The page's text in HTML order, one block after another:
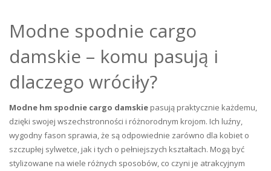
Modne spodnie cargo
damskie – komu pasują i
dlaczego wróciły?
Modne hm spodnie cargo damskie pasują praktycznie każdemu,
dzięki swojej wszechstronności i różnorodnym krojom. Ich luźny,
wygodny fason sprawia, że są odpowiednie zarówno dla kobiet o
szczupłej sylwetce, jak i tych o pełniejszych kształtach. Mogą być
stylizowane na wiele różnych sposobów, co czyni je atrakcyjnym